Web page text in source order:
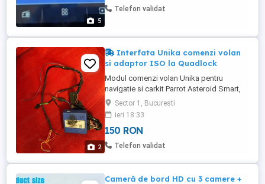
5
au fost montate niciodata pe vreun
Telefon validat
2
Interfata Unika comenzi volan
si adaptor ISO la Quadlock
Modul comenzi volan Unika pentru
navigatie si carkit Parrot Asteroid Smart,
Asteroid Tablet, Asteroid Classic, MKi
9000-9200, RKi 8400, etc., pentru orice
masina cu Can-Bus, I K-bus, sau scara
rezistiva. Are toate conexiunile necesare,
inclusiv mufa UART de conectare la
Sector 1, Bucuresti
ieri 18:33
150 RON
Telefon validat
Cameră de bord HD cu 3 camere +